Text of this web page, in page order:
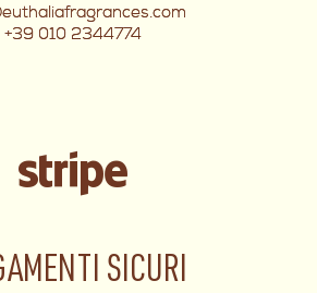
+39 010 2344774
SICURI